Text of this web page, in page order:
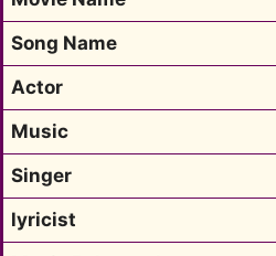
Song Name
Actor
Music
Singer
lyricist